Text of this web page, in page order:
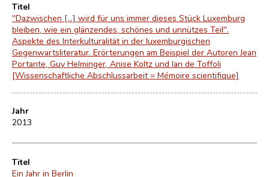
Titel
"Dazwischen [...] wird für uns immer dieses Stück Luxemburg
bleiben, wie ein glänzendes, schönes und unnützes Teil".
Aspekte des Interkulturalität in der luxemburgischen
Gegenwartsliteratur. Erörterungen am Beispiel der Autoren Jean
Portante, Guy Helminger, Anise Koltz und Ian de Toffoli
[Wissenschaftliche Abschlussarbeit = Mémoire scientifique]
Jahr
2013
Titel
Ein Jahr in Berlin